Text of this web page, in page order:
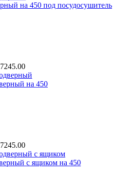
на 450 под посудосушитель
на 450
с ящиком на 450